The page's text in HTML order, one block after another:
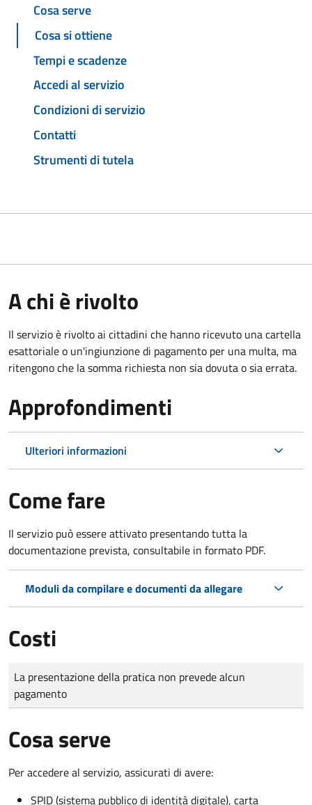
Cosa serve
Cosa si ottiene
Tempi e scadenze
Accedi al servizio
Condizioni di servizio
Contatti
Strumenti di tutela
A chi è rivolto
Il servizio è rivolto ai cittadini che hanno ricevuto una cartella
esattoriale o un'ingiunzione di pagamento per una multa, ma
ritengono che la somma richiesta non sia dovuta o sia errata.
Approfondimenti
Ulteriori informazioni
Come fare
Il servizio può essere attivato presentando tutta la
documentazione prevista, consultabile in formato PDF.
Moduli da compilare e documenti da allegare
Costi
Tipo di pagamento
Importo
La presentazione della pratica non prevede alcun
pagamento
Cosa serve
Per accedere al servizio, assicurati di avere:
SPID (sistema pubblico di identità digitale), carta